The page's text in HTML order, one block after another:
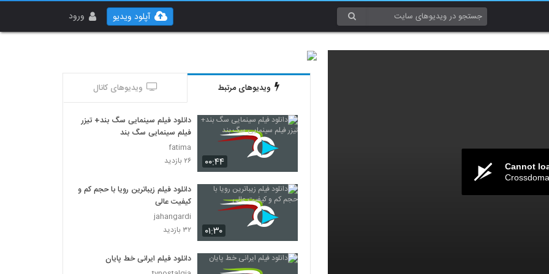
ورود آپلود ویدیو
Cannot
ویدیوهای مرتبط ویدیوهای کانال
۰۰:۴۴
دانلود فیلم سینمایی سگ بند+ تیزر
فیلم سینمایی سگ بند
fatima
۲۶ بازدید
۰۱:۳۰
دانلود فیلم زیباترین رویا با حجم کم و
کیفیت عالی
jahangardi
۳۲ بازدید
دانلود فیلم ایرانی خط پایان